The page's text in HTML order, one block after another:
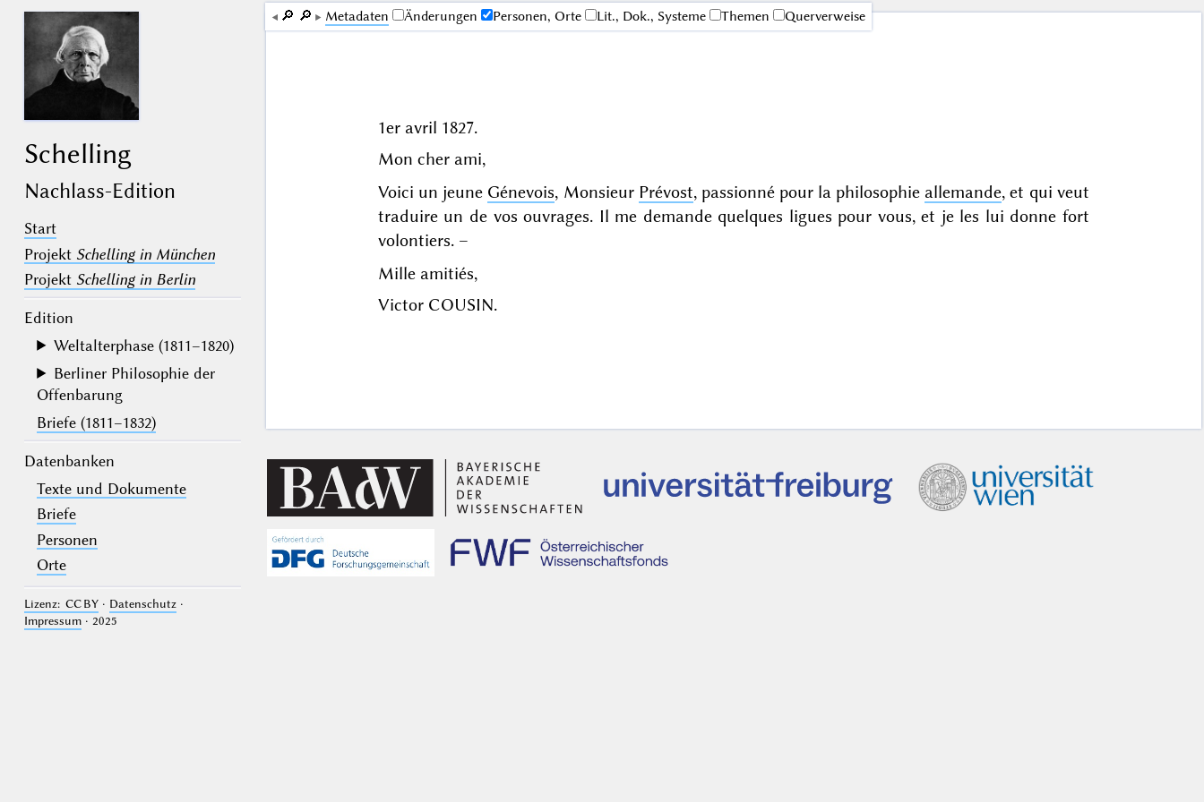
Schelling
Nachlass-Edition
Start
Projekt Schelling in München
Projekt Schelling in Berlin
Edition
Weltalterphase (1811–1820)
Berliner Philosophie der
Offenbarung
Briefe (1811–1832)
Datenbanken
Texte und Dokumente
Briefe
Personen
Orte
Lizenz: CC BY· Datenschutz·
Impressum· 2025
🔎︎ 🔎︎ Me­ta­da­ten Änderungen Personen, Orte Lit., Dok., Systeme Themen Querverweise
1er avril 1827.
Mon cher ami,
Voici un jeune Génevois, Monsieur Prévost, passionné pour la philosophie allemande, et qui veut
traduire un de vos ouvrages. Il me demande quelques ligues pour vous, et je les lui donne fort
volontiers. –
Mille amitiés,
Victor COUSIN.